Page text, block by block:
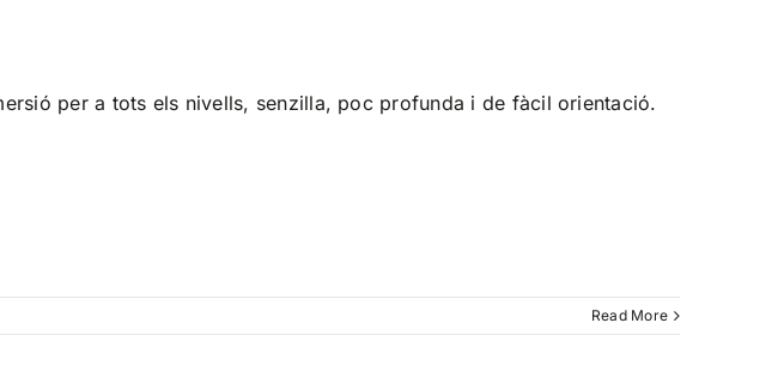
per a tots els nivells, senzilla, poc profunda i de fàcil orientació.
Read More